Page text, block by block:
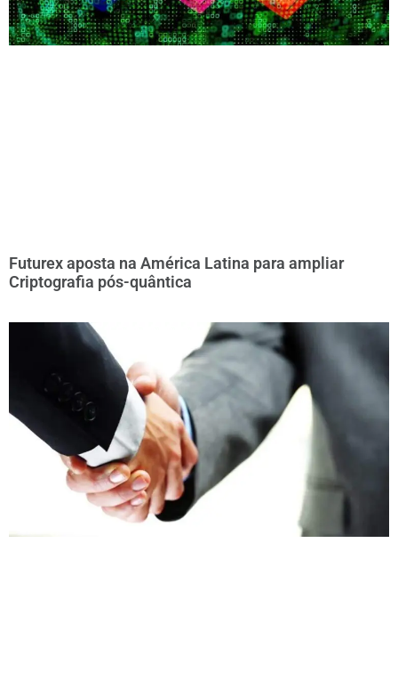
Futurex aposta na América Latina para ampliar
Criptografia pós-quântica